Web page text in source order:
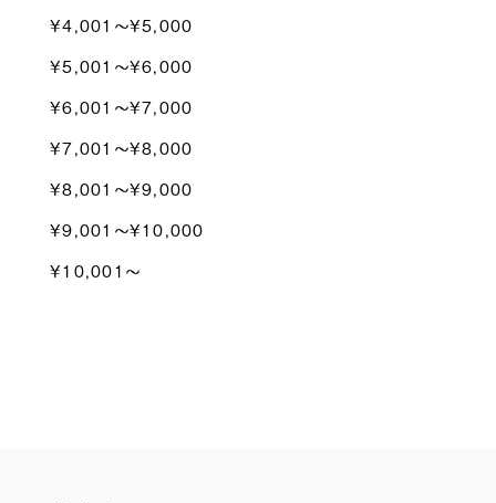
¥4,001〜¥5,000
¥5,001〜¥6,000
¥6,001〜¥7,000
¥7,001〜¥8,000
¥8,001〜¥9,000
¥9,001〜¥10,000
¥10,001〜